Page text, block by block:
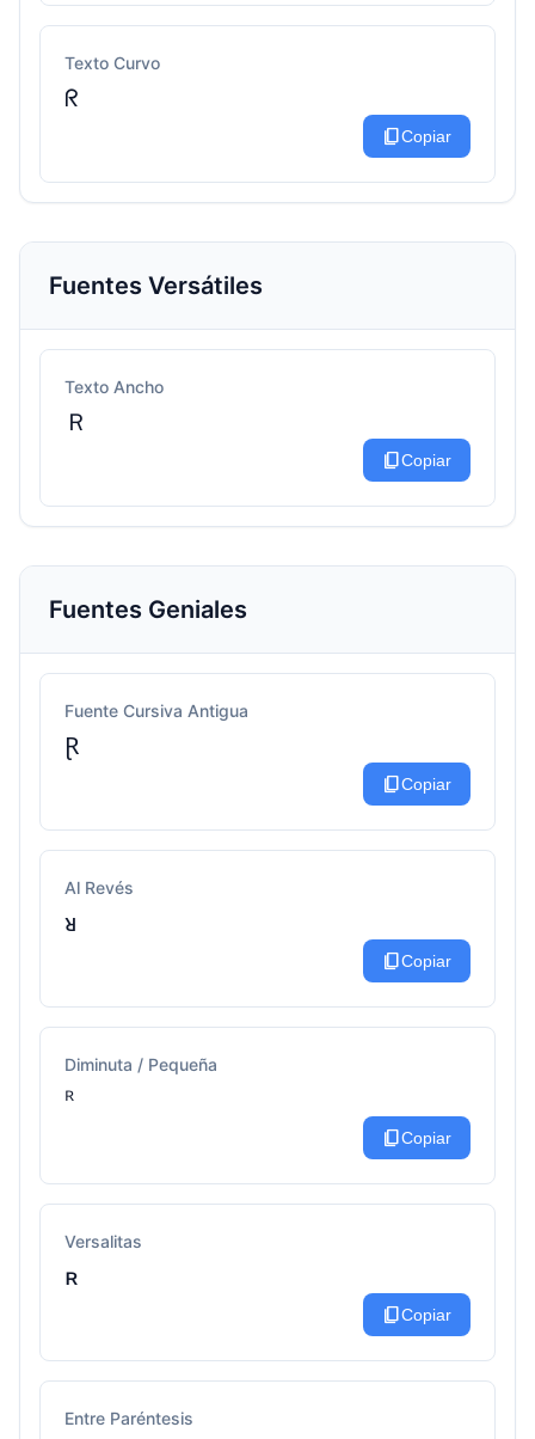
Texto Curvo
ᖇ
content_copyCopiar
Fuentes Versátiles
Texto Ancho
Ｒ
content_copyCopiar
Fuentes Geniales
Fuente Cursiva Antigua
Ɽ
content_copyCopiar
Al Revés
ᴚ
content_copyCopiar
Diminuta / Pequeña
ᴿ
content_copyCopiar
Versalitas
ʀ
content_copyCopiar
Entre Paréntesis